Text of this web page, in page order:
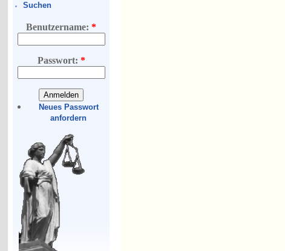
Suchen
Benutzername:*
Passwort: *
Neues Passwort
anfordern